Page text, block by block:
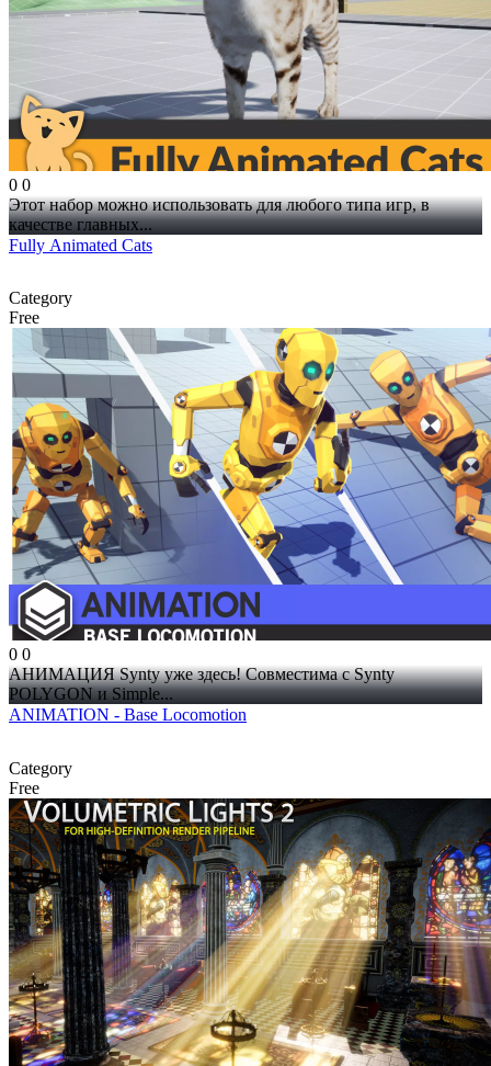
0 0
Этот набор можно использовать для любого типа игр, в
качестве главных...
Fully Animated Cats
Category
Free
0 0
АНИМАЦИЯ Synty уже здесь! Совместима с Synty
POLYGON и Simple...
ANIMATION - Base Locomotion
Category
Free